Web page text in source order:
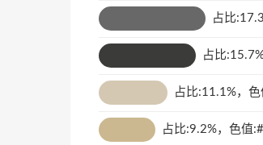
占比
占比
占比:11.1%，色
占比:9.2%，色值